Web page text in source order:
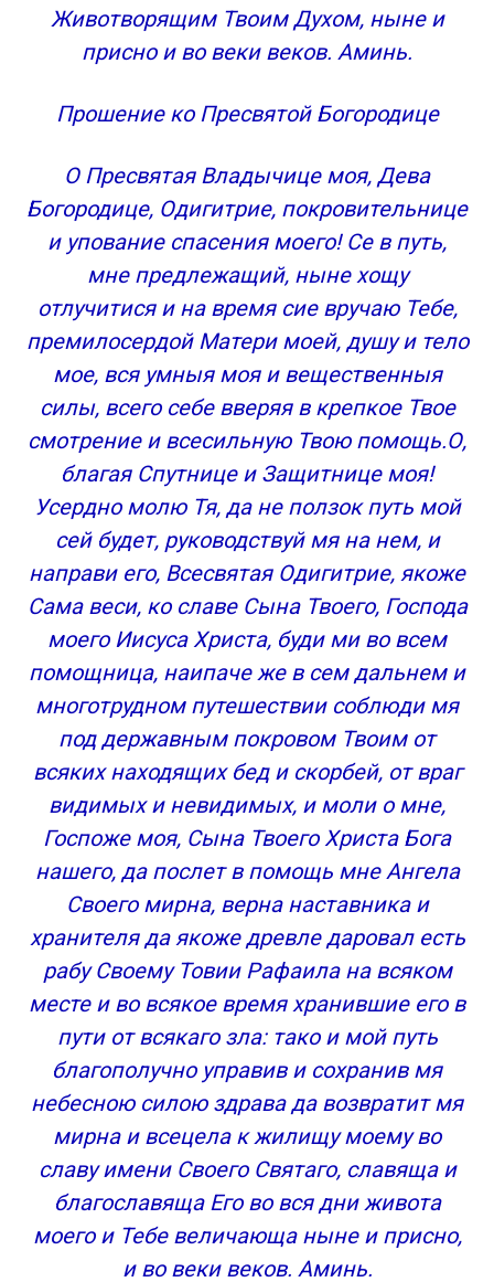
Животворящим Твоим Духом, ныне и
присно и во веки веков. Аминь.
Прошение ко Пресвятой Богородице
О Пресвятая Владычице моя, Дева
Богородице, Одигитрие, покровительнице
и упование спасения моего! Се в путь,
мне предлежащий, ныне хощу
отлучитися и на время сие вручаю Тебе,
премилосердой Матери моей, душу и тело
мое, вся умныя моя и вещественныя
силы, всего себе вверяя в крепкое Твое
смотрение и всесильную Твою помощь.О,
благая Спутнице и Защитнице моя!
Усердно молю Тя, да не ползок путь мой
сей будет, руководствуй мя на нем, и
направи его, Всесвятая Одигитрие, якоже
Сама веси, ко славе Сына Твоего, Господа
моего Иисуса Христа, буди ми во всем
помощница, наипаче же в сем дальнем и
многотрудном путешествии соблюди мя
под державным покровом Твоим от
всяких находящих бед и скорбей, от враг
видимых и невидимых, и моли о мне,
Госпоже моя, Сына Твоего Христа Бога
нашего, да послет в помощь мне Ангела
Своего мирна, верна наставника и
хранителя да якоже древле даровал есть
рабу Своему Товии Рафаила на всяком
месте и во всякое время хранившие его в
пути от всякаго зла: тако и мой путь
благополучно управив и сохранив мя
небесною силою здрава да возвратит мя
мирна и всецела к жилищу моему во
славу имени Своего Святаго, славяща и
благославяща Его во вся дни живота
моего и Тебе величающа ныне и присно,
и во веки веков. Аминь.